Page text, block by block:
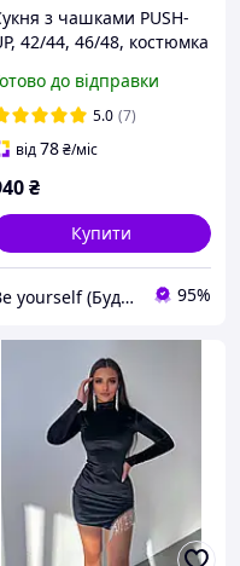
з чашками PUSH-
42/44, 46/48, костюмка
до відправки
5.0 (7)
від78₴/міс
₴
Купити
Be yourself (Будь собою) 95%